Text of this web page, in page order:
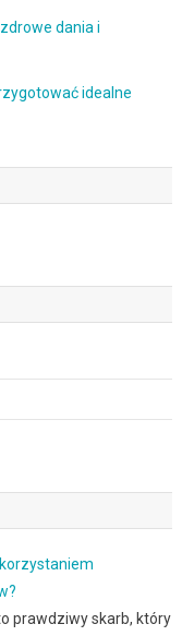
dania i
idealne
prawdziwy skarb, który